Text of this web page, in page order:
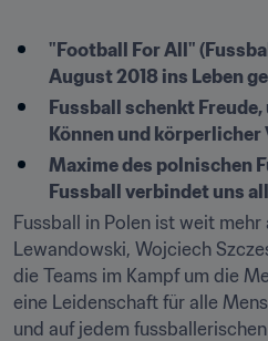
"Football For All"
August 2018 ins Leben
Fussball schenkt
Können und körperlicher
Maxime des polnischen
Fussball verbindet uns
Fussball in Polen ist weit
Lewandowski, Wojciech
die Teams im Kampf um die
eine Leidenschaft für alle
und auf jedem